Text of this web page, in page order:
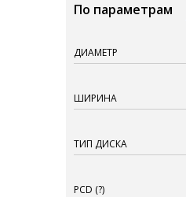
По параметрам
ДИАМЕТР
ШИРИНА
ТИП ДИСКА
PCD (?)